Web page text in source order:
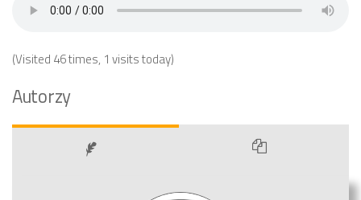
(Visited 46 times, 1 visits today)
Autorzy